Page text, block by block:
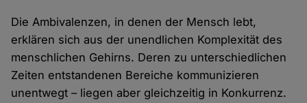
Die Ambivalenzen, in denen der Mensch lebt,
erklären sich aus der unendlichen Komplexität des
menschlichen Gehirns. Deren zu unterschiedlichen
Zeiten entstandenen Bereiche kommunizieren
unentwegt – liegen aber gleichzeitig in Konkurrenz.